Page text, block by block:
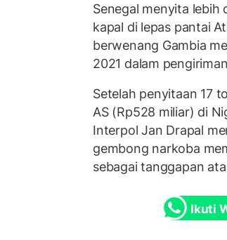
Senegal menyita lebih
kapal di lepas pantai
berwenang Gambia
2021 dalam
Setelah penyitaan 17
AS (Rp528 miliar) di
Interpol Jan Drapal
gembong narkoba
sebagai tanggapan
Ikuti